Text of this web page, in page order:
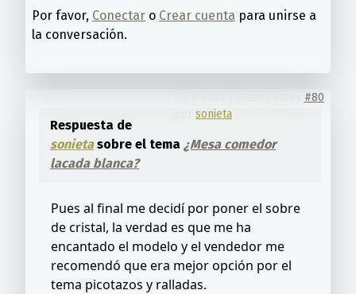
Por favor, Conectar o Crear cuenta para unirse a
la conversación.
#80
sonieta
Respuesta de
sonietasobre el tema ¿Mesa comedor
lacada blanca?
Pues al final me decidí por poner el sobre
de cristal, la verdad es que me ha
encantado el modelo y el vendedor me
recomendó que era mejor opción por el
tema picotazos y ralladas.